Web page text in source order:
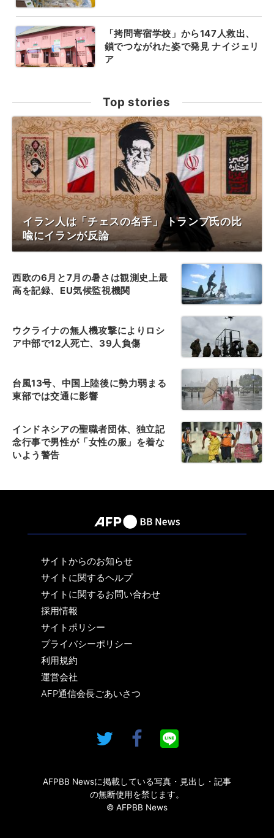
「拷問寄宿学校」から147人救出、
鎖でつながれた姿で発見 ナイジェリ
ア
Top stories
イラン人は「チェスの名手」 トランプ氏の比
喩にイランが反論
西欧の6月と7月の暑さは観測史上最
高を記録、EU気候監視機関
ウクライナの無人機攻撃によりロシ
ア中部で12人死亡、39人負傷
台風13号、中国上陸後に勢力弱まる
東部では交通に影響
インドネシアの聖職者団体、独立記
念行事で男性が「女性の服」を着な
いよう警告
サイトからのお知らせ
サイトに関するヘルプ
サイトに関するお問い合わせ
採用情報
サイトポリシー
プライバシーポリシー
利用規約
運営会社
AFP通信会長ごあいさつ
AFPBB Newsに掲載している写真・見出し・記事
の無断使用を禁じます。
© AFPBB News